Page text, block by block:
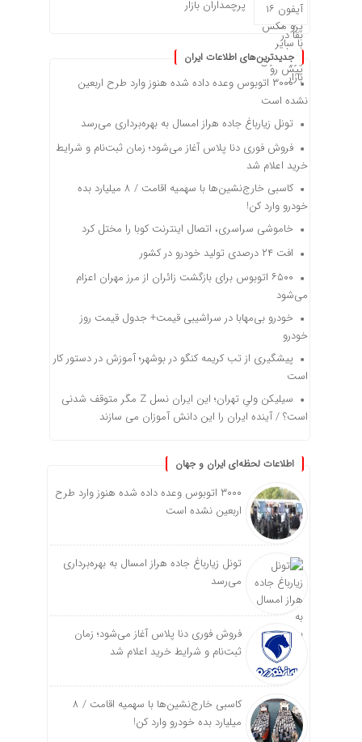
پرچمداران بازار
جدیدترین‌های اطلاعات ایران
۳۰۰۰ اتوبوس وعده داده شده هنوز وارد طرح اربعین
نشده است
تونل زیارباغ جاده هراز امسال به بهره‌برداری می‌رسد
فروش فوری دنا پلاس آغاز می‌شود؛ زمان ثبت‌نام و شرایط
خرید اعلام شد
کاسبی خارج‌نشین‌ها با سهمیه اقامت / ۸ میلیارد بده
خودرو وارد کن!
خاموشی سراسری، اتصال اینترنت کوبا را مختل کرد
افت ۲۴ درصدی تولید خودرو در کشور
۶۵۰۰ اتوبوس برای بازگشت زائران از مرز مهران اعزام
می‌شود
خودرو بی‌مهابا در سراشیبی قیمت+ جدول قیمت روز
خودرو
پیشگیری از تب کریمه کنگو در بوشهر؛ آموزش در دستور کار
است
سیلیکن ولیِ تهران؛ این ایران نسل Z مگر متوقف شدنی
است؟ / آینده ایران را این دانش آموزان می سازند
اطلاعات لحظه‌ای ایران و جهان
۳۰۰۰ اتوبوس وعده داده شده هنوز وارد طرح
اربعین نشده است
تونل زیارباغ جاده هراز امسال به بهره‌برداری
می‌رسد
فروش فوری دنا پلاس آغاز می‌شود؛ زمان
ثبت‌نام و شرایط خرید اعلام شد
کاسبی خارج‌نشین‌ها با سهمیه اقامت / ۸
میلیارد بده خودرو وارد کن!